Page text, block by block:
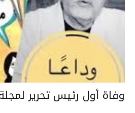
وفاة أول رئيس تحرير